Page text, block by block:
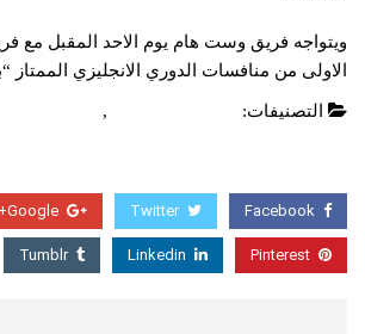
ويتواجه فريق وست هام يوم الاحد المقبل مع
الاولى من منافسات الدوري الانجليزي الممتاز
التصنيفات: ,
Facebook
Twitter
Google+
Pinterest
Linkedin
Tumblr